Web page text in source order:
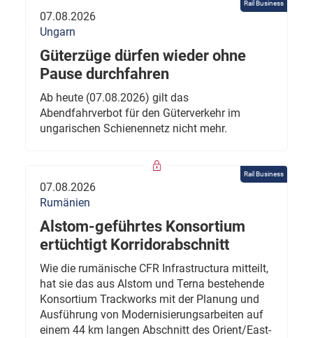
Rail Business
07.08.2026
Ungarn
Güterzüge dürfen wieder ohne
Pause durchfahren
Ab heute (07.08.2026) gilt das
Abendfahrverbot für den Güterverkehr im
ungarischen Schienennetz nicht mehr.
Rail Business
07.08.2026
Rumänien
Alstom-geführtes Konsortium
ertüchtigt Korridorabschnitt
Wie die rumänische CFR Infrastructura mitteilt,
hat sie das aus Alstom und Terna bestehende
Konsortium Trackworks mit der Planung und
Ausführung von Modernisierungsarbeiten auf
einem 44 km langen Abschnitt des Orient/East-